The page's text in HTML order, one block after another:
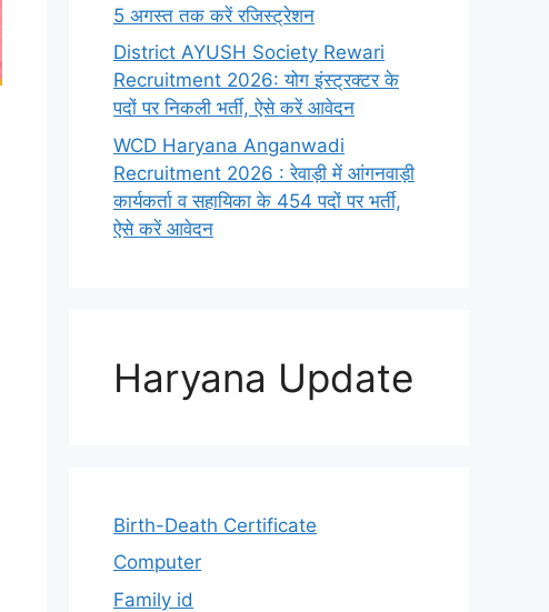
5 अगस्त तक करें रजिस्ट्रेशन
District AYUSH Society Rewari
Recruitment 2026: योग इंस्ट्रक्टर के
पदों पर निकली भर्ती, ऐसे करें आवेदन
WCD Haryana Anganwadi
Recruitment 2026 : रेवाड़ी में आंगनवाड़ी
कार्यकर्ता व सहायिका के 454 पदों पर भर्ती,
ऐसे करें आवेदन
Haryana Update
Birth-Death Certificate
Computer
Family id